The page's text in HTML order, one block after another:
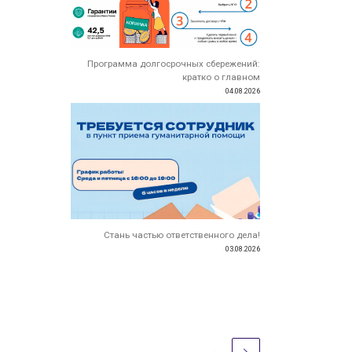
Программа долгосрочных сбережений:
кратко о главном
04.08.2026
Стань частью ответственного дела!
03.08.2026